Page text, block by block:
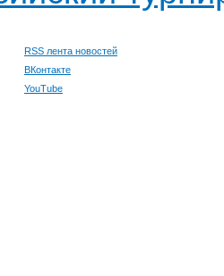
RSS лента новостей
ВКонтакте
YouTube